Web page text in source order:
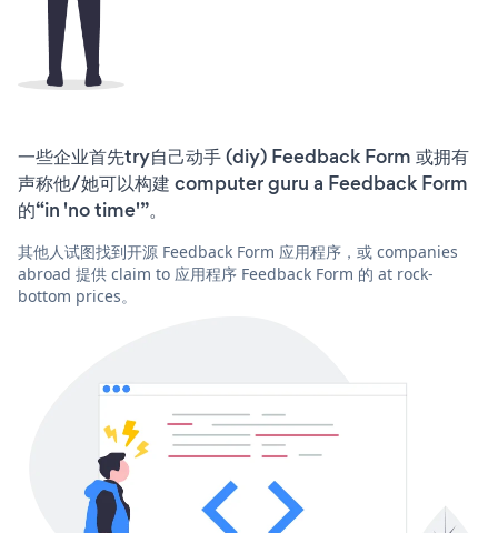
一些企业首先try自己动手 (diy) Feedback Form 或拥有
声称他/她可以构建 computer guru a Feedback Form
的“in 'no time'”。
其他人试图找到开源 Feedback Form 应用程序，或 companies
abroad 提供 claim to 应用程序 Feedback Form 的 at rock-
bottom prices。